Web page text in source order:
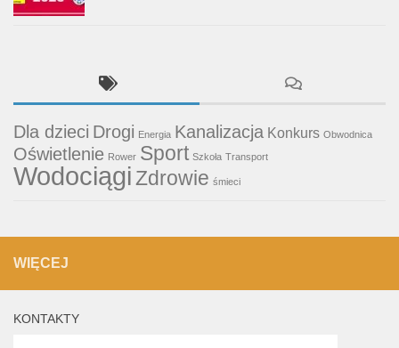
Dla dzieci Drogi Energia Kanalizacja Konkurs Obwodnica
Oświetlenie Rower Sport Szkoła Transport
WodociągiZdrowie śmieci
WIĘCEJ
KONTAKTY